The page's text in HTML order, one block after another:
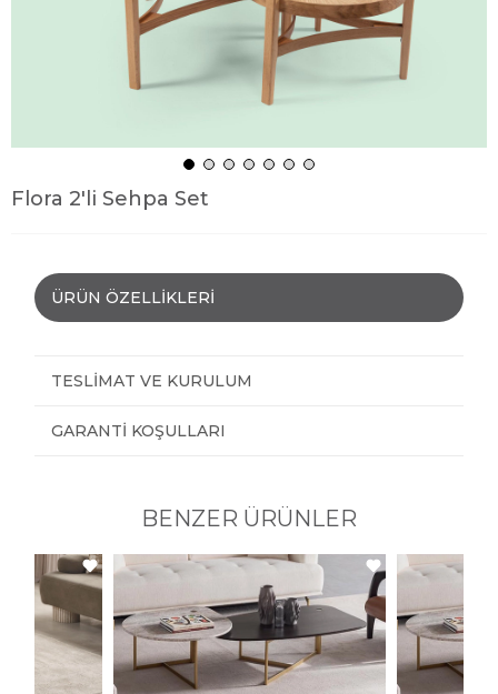
Flora 2'li Sehpa Set
ÜRÜN ÖZELLIKLERI
TESLIMAT VE KURULUM
GARANTI KOŞULLARI
BENZER ÜRÜNLER